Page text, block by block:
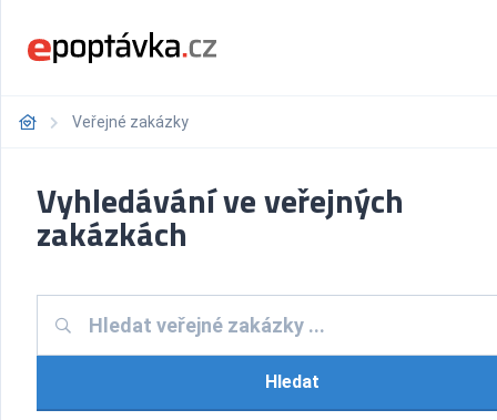
Veřejné zakázky
Vyhledávání ve veřejných
zakázkách
Hledat